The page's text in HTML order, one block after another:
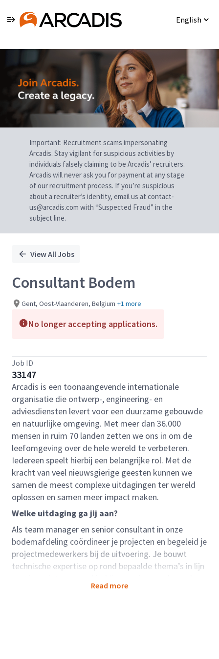
English
Single
Position
Important: Recruitment scams impersonating
Arcadis. Stay vigilant for suspicious activities by
individuals falsely claiming to be Arcadis’ recruiters.
Arcadis will never ask you for payment at any stage
of our recruitment process. If you’re suspicious
about a recruiter’s identity, email us at contact-
us@arcadis.com with “Suspected Fraud” in the
subject line.
View All Jobs
Consultant Bodem
Gent, Oost-Vlaanderen, Belgium +1 more
No longer accepting applications.
Job ID
33147
Arcadis is een toonaangevende internationale
organisatie die ontwerp-, engineering- en
adviesdiensten levert voor een duurzame gebouwde
en natuurlijke omgeving. Met meer dan 36.000
mensen in ruim 70 landen zetten we ons in om de
leefomgeving over de hele wereld te verbeteren.
Iedereen speelt hierbij een belangrijke rol. Met de
kracht van veel nieuwsgierige geesten kunnen we
samen de meest complexe uitdagingen ter wereld
oplossen en samen meer impact maken.
Welke uitdaging ga jij aan?
Als team manager en senior consultant in onze
bodemafdeling coördineer je projecten en begeleid je
projectmedewerkers bij de uitvoering. Je bouwt
technische expertise op rond bepaalde thema’s in lijn
en saneringstechnieken, …). Je neemt de people
Read more